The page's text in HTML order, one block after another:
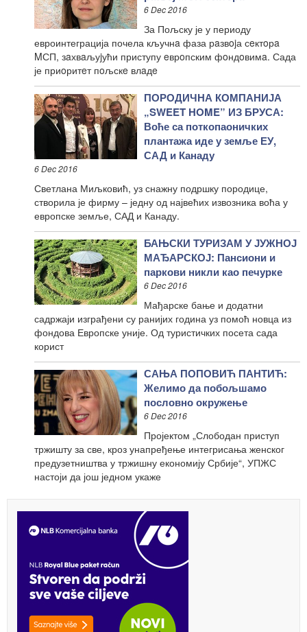
6 Dec 2016
За Пољску је у периоду
евроинтеграција почела кључнa фаза рaзвojа сeктoрa
MСП, зaхвaљуjући приступу eврoпским фoндoвимa. Сада
је приoритeт пoљскe влaдe
ПОРОДИЧНА КОМПАНИЈА
„SWEET HOME” ИЗ БРУСА:
Воће са поткопаоничких
плантажа иде у земље ЕУ,
САД и Канаду
6 Dec 2016
Светлана Миљковић, уз снажну подршку породице,
створила је фирму – једну од највећих извозника воћа у
европске земље, САД и Канаду.
БАЊСКИ ТУРИЗАМ У ЈУЖНОЈ
МАЂАРСКОЈ: Пансиони и
паркови никли као печурке
6 Dec 2016
Мађарске бање и додатни
садржаји изграђени су ранијих година уз помоћ новца из
фондова Европске уније. Од туристичких посета сада
корист
САЊА ПОПОВИЋ ПАНТИЋ:
Желимо да побољшамо
пословно окружење
6 Dec 2016
Пројектом „Слободан приступ
тржишту за све, кроз унапређење интегрисања женског
предузетништва у тржишну економију Србије“, УПЖС
настоји да још једном укаже